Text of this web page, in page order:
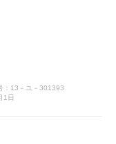
：13－ユ－301393
1日